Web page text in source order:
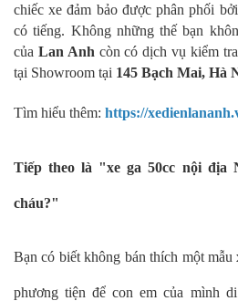
chiếc xe đảm bảo được phân phối
có tiếng. Không những thế bạn
của Lan Anh còn có dịch vụ kiểm
tại Showroom tại 145 Bạch Mai, Hà
Tìm hiểu thêm: https://
Tiếp theo là "xe ga 50cc nội địa
cháu?"
Bạn có biết không bán thích một mẫu
phương tiện để con em của mình